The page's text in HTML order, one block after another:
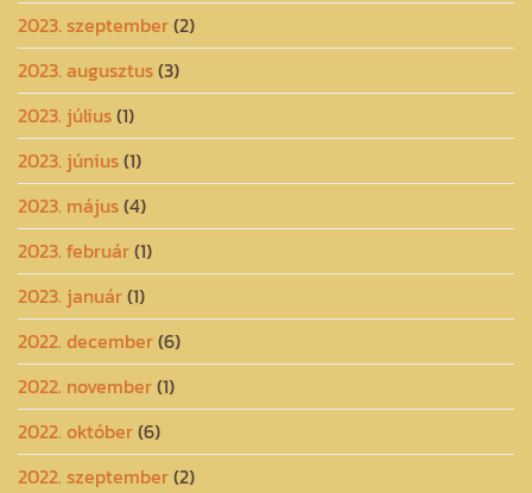
2023. szeptember(2)
2023. augusztus(3)
2023. július(1)
2023. június(1)
2023. május(4)
2023. február(1)
2023. január(1)
2022. december(6)
2022. november(1)
2022. október(6)
2022. szeptember(2)